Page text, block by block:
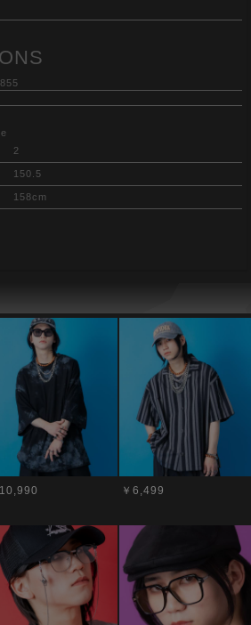
2
150.5
158cm
￥6,499